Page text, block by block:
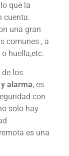
que la
cuenta.
una gran
comunes , a
huella,etc.
de los
alarma, es
con
solo hay
es una